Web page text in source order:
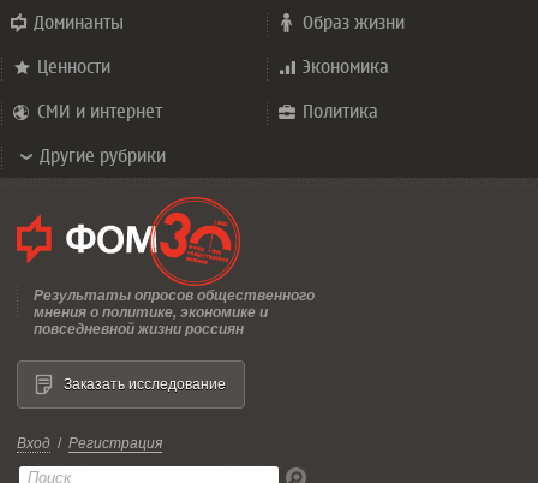
Доминанты Образ жизни
Ценности Экономика
СМИ и интернет Политика
Другие рубрики
Результаты опросов общественного
мнения о политике, экономике и
повседневной жизни россиян
Вход / Регистрация
Заказать исследование